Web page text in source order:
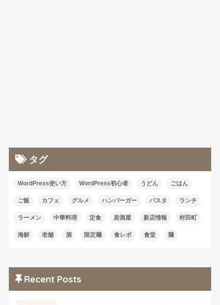
タグ
WordPress使い方 WordPress初心者 うどん ごはん
ご飯 カフェ グルメ ハンバーガー パスタ ランチ
ラーメン 中華料理 定食 居酒屋 新店情報 村田町
海鮮 老舗 酒 限定麺 食レポ 食堂 麺
Recent Posts